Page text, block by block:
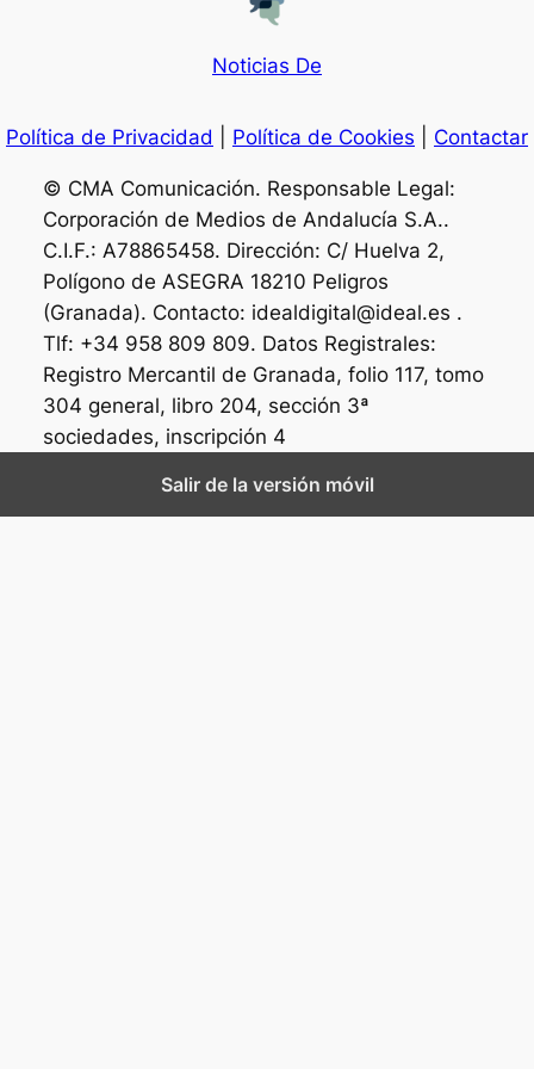
Noticias De
Política de Privacidad Política de Cookies Contactar
© CMA Comunicación. Responsable Legal:
Corporación de Medios de Andalucía S.A..
C.I.F.: A78865458. Dirección: C/ Huelva 2,
Polígono de ASEGRA 18210 Peligros
(Granada). Contacto: idealdigital@ideal.es .
Tlf: +34 958 809 809. Datos Registrales:
Registro Mercantil de Granada, folio 117, tomo
304 general, libro 204, sección 3ª
sociedades, inscripción 4
Salir de la versión móvil